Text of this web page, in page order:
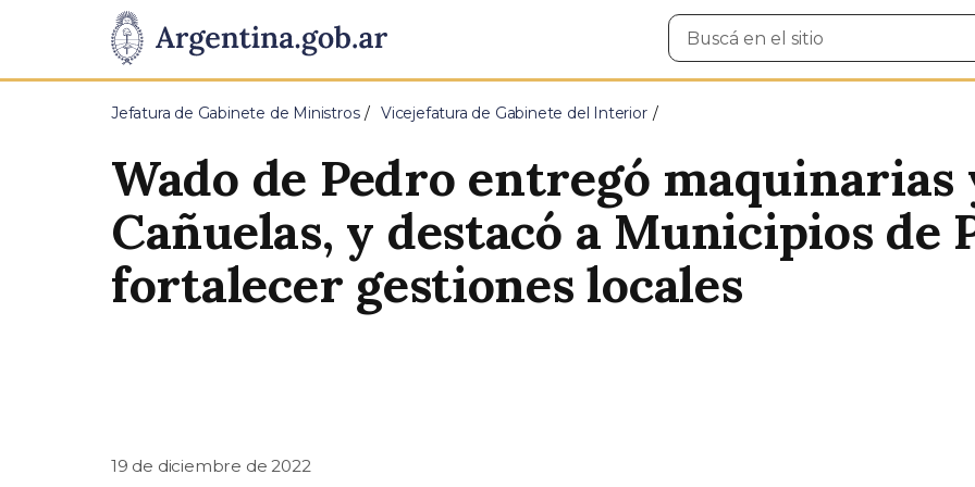
Presidencia
de
Pasar al contenido principal
Buscar
en
Jefatura de Gabinete de Ministros Vicejefatura de Gabinete del Interior
Wado de Pedro entregó
Cañuelas, y destacó a Municipios de
fortalecer gestiones locales
19 de diciembre de 2022